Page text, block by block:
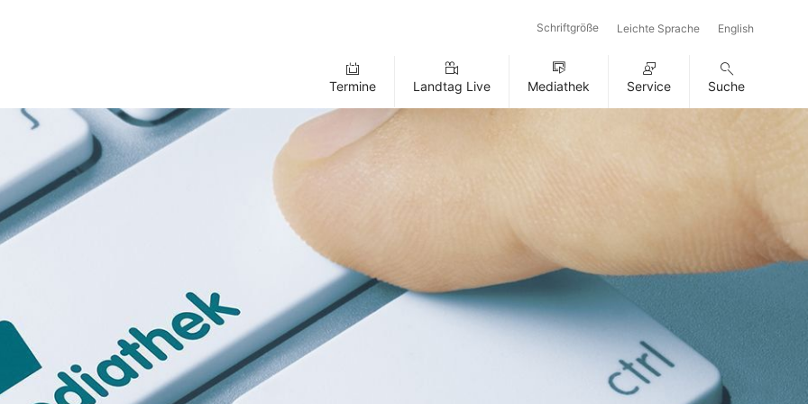
Schriftgröße Leichte Sprache English
Termine Landtag Live Mediathek Service Suche